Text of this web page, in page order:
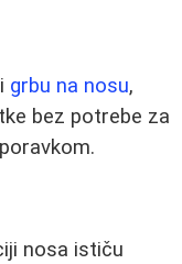
grbu na nosu,
bez potrebe za
nosa ističu